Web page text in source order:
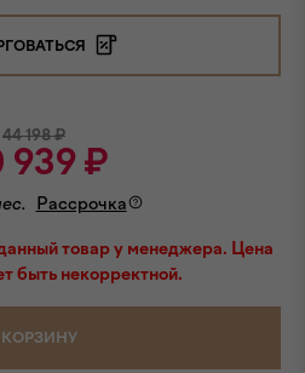
44 198₽
939₽
Рассрочка
товар у менеджера. Цена
быть некорректной.
КОРЗИНУ